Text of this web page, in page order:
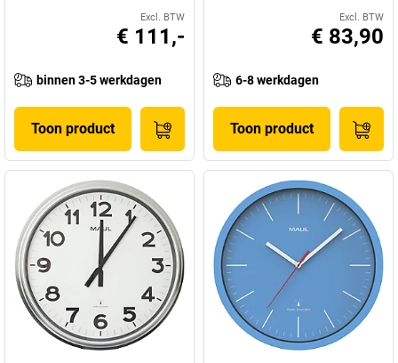
Excl. BTW
€ 111,-
binnen 3-5 werkdagen
Toon product
Excl. BTW
€ 83,90
6-8 werkdagen
Toon product